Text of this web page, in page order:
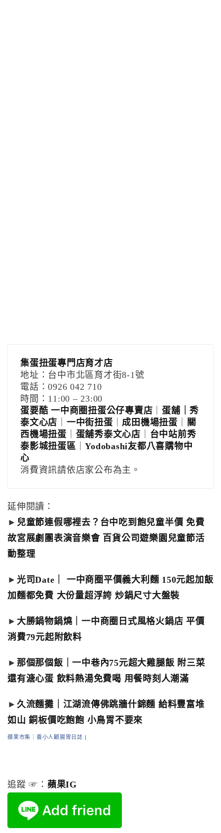
集蛋扭蛋專門店育才店
地址：台中市北區育才街8-1號
電話：0926 042 710
時間：11:00 – 23:00
蛋要酷 一中商圈扭蛋公仔專賣店
蛋舖｜秀
泰文心店
一中街扭蛋｜ 成田機場扭蛋｜
關
西機場扭蛋｜ 蛋舖秀泰文心店
台中站前秀
泰影城扭蛋區 ｜Yodobashi友都八喜購物中
心
消費資訊請依店家公布為主。
延伸閱讀：
► 兒童節連假哪裡去？台中吃到飽兒童半價 免費
故宮展劇團表演音樂會 百貨公司遊樂園兒童節活
動整理
► 光司Date｜ 一中商圈平價義大利麵 150元起加飯
加麵都免費 大份量超浮誇 炒鍋尺寸大盤裝
► 大勝鍋物鍋燒｜一中商圈日式風格火鍋店 平價
消費79元起附飲料
► 那個那個飯｜一中巷內75元超大雞腿飯 附三菜
還有溏心蛋 飲料熱湯免費喝 用餐時刻人潮滿
► 久流麵攤｜江湖流傳佛跳牆什錦麵 給料豐富堆
如山 銅板價吃飽飽 小鳥胃不要來
蘋果市集｜養小人顧腸胃日誌 |
追蹤 ☞： 蘋果IG